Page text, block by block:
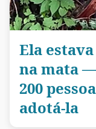
Ela
na mata
200
adotá-la